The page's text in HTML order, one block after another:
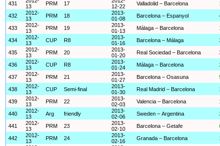
431
13
PRM 17
12-22
Valladolid – Barcelona
432
2012-
13
PRM 18
2013-
01-08
Barcelona – Espanyol
433
2012-
13
PRM 19
2013-
01-13
Málaga – Barcelona
434
2012-
13
CUP R8
2013-
01-16
Barcelona – Málaga
435
2012-
13
PRM 20
2013-
01-20
Real Sociedad – Barcelona
436
2012-
13
CUP R8
2013-
01-24
Málaga – Barcelona
437
2012-
13
PRM 21
2013-
01-27
Barcelona – Osasuna
438
2012-
13
CUP Semi-final
2013-
01-30
Real Madrid – Barcelona
439
2012-
13
PRM 22
2013-
02-03
Valencia – Barcelona
440
2012-
13
Arg friendly
2013-
02-06
Sweden – Argentina
441
2012-
13
PRM 23
2013-
02-10
Barcelona – Getafe
442
2012-
13
PRM 24
2013-
02-16
Granada – Barcelona